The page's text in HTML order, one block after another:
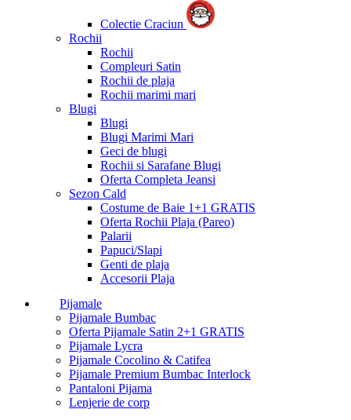
Colectie Craciun
Rochii
Rochii
Compleuri Satin
Rochii de plaja
Rochii marimi mari
Blugi
Blugi
Blugi Marimi Mari
Geci de blugi
Rochii si Sarafane Blugi
Oferta Completa Jeansi
Sezon Cald
Costume de Baie 1+1 GRATIS
Oferta Rochii Plaja (Pareo)
Palarii
Papuci/Slapi
Genti de plaja
Accesorii Plaja
Pijamale
Pijamale Bumbac
Oferta Pijamale Satin 2+1 GRATIS
Pijamale Lycra
Pijamale Cocolino & Catifea
Pijamale Premium Bumbac Interlock
Pantaloni Pijama
Lenjerie de corp